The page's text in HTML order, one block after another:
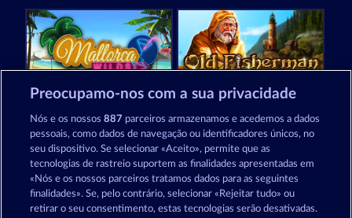
Mallorca Wilds Old Fisherman
Preocupamo-nos com a sua privacidade
Nós e os nossos887 parceiros armazenamos e acedemos a dados
pessoais, como dados de navegação ou identificadores únicos, no
seu dispositivo. Se selecionar «Aceito», permite que as
tecnologias de rastreio suportem as finalidades apresentadas em
«Nós e os nossos parceiros tratamos dados para as seguintes
finalidades». Se, pelo contrário, selecionar «Rejeitar tudo» ou
retirar o seu consentimento, estas tecnologias serão desativadas.